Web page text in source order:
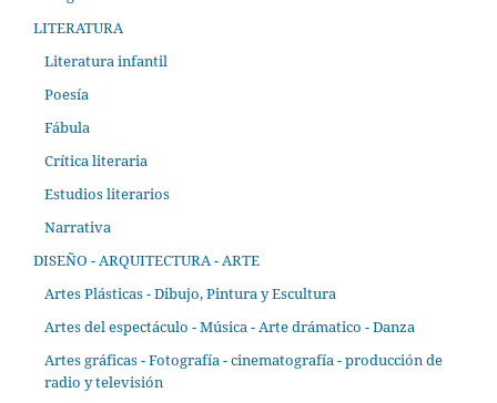
LITERATURA
Literatura infantil
Poesía
Fábula
Crítica literaria
Estudios literarios
Narrativa
DISEÑO - ARQUITECTURA - ARTE
Artes Plásticas - Dibujo, Pintura y Escultura
Artes del espectáculo - Música - Arte drámatico - Danza
Artes gráficas - Fotografía - cinematografía - producción de
radio y televisión